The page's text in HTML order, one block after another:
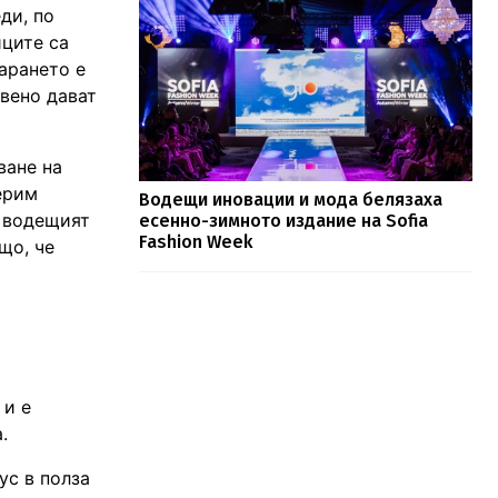
по
са
е
дават
на
че
и е
в полза
Водещи иновации и мода белязаха
есенно-зимното издание на Sofia
Fashion Week